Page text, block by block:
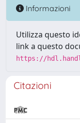
Informazioni
Utilizza questo
link a questo
https://
Citazioni